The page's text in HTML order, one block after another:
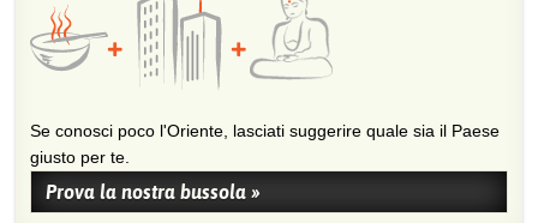
Se conosci poco l'Oriente, lasciati suggerire quale sia il Paese
giusto per te.
Prova la nostra bussola »